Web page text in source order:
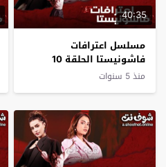
40:35
مسلسل اعترافات
فاشونيستا الحلقة 10
والاخيرة
منذ 5 سنوات